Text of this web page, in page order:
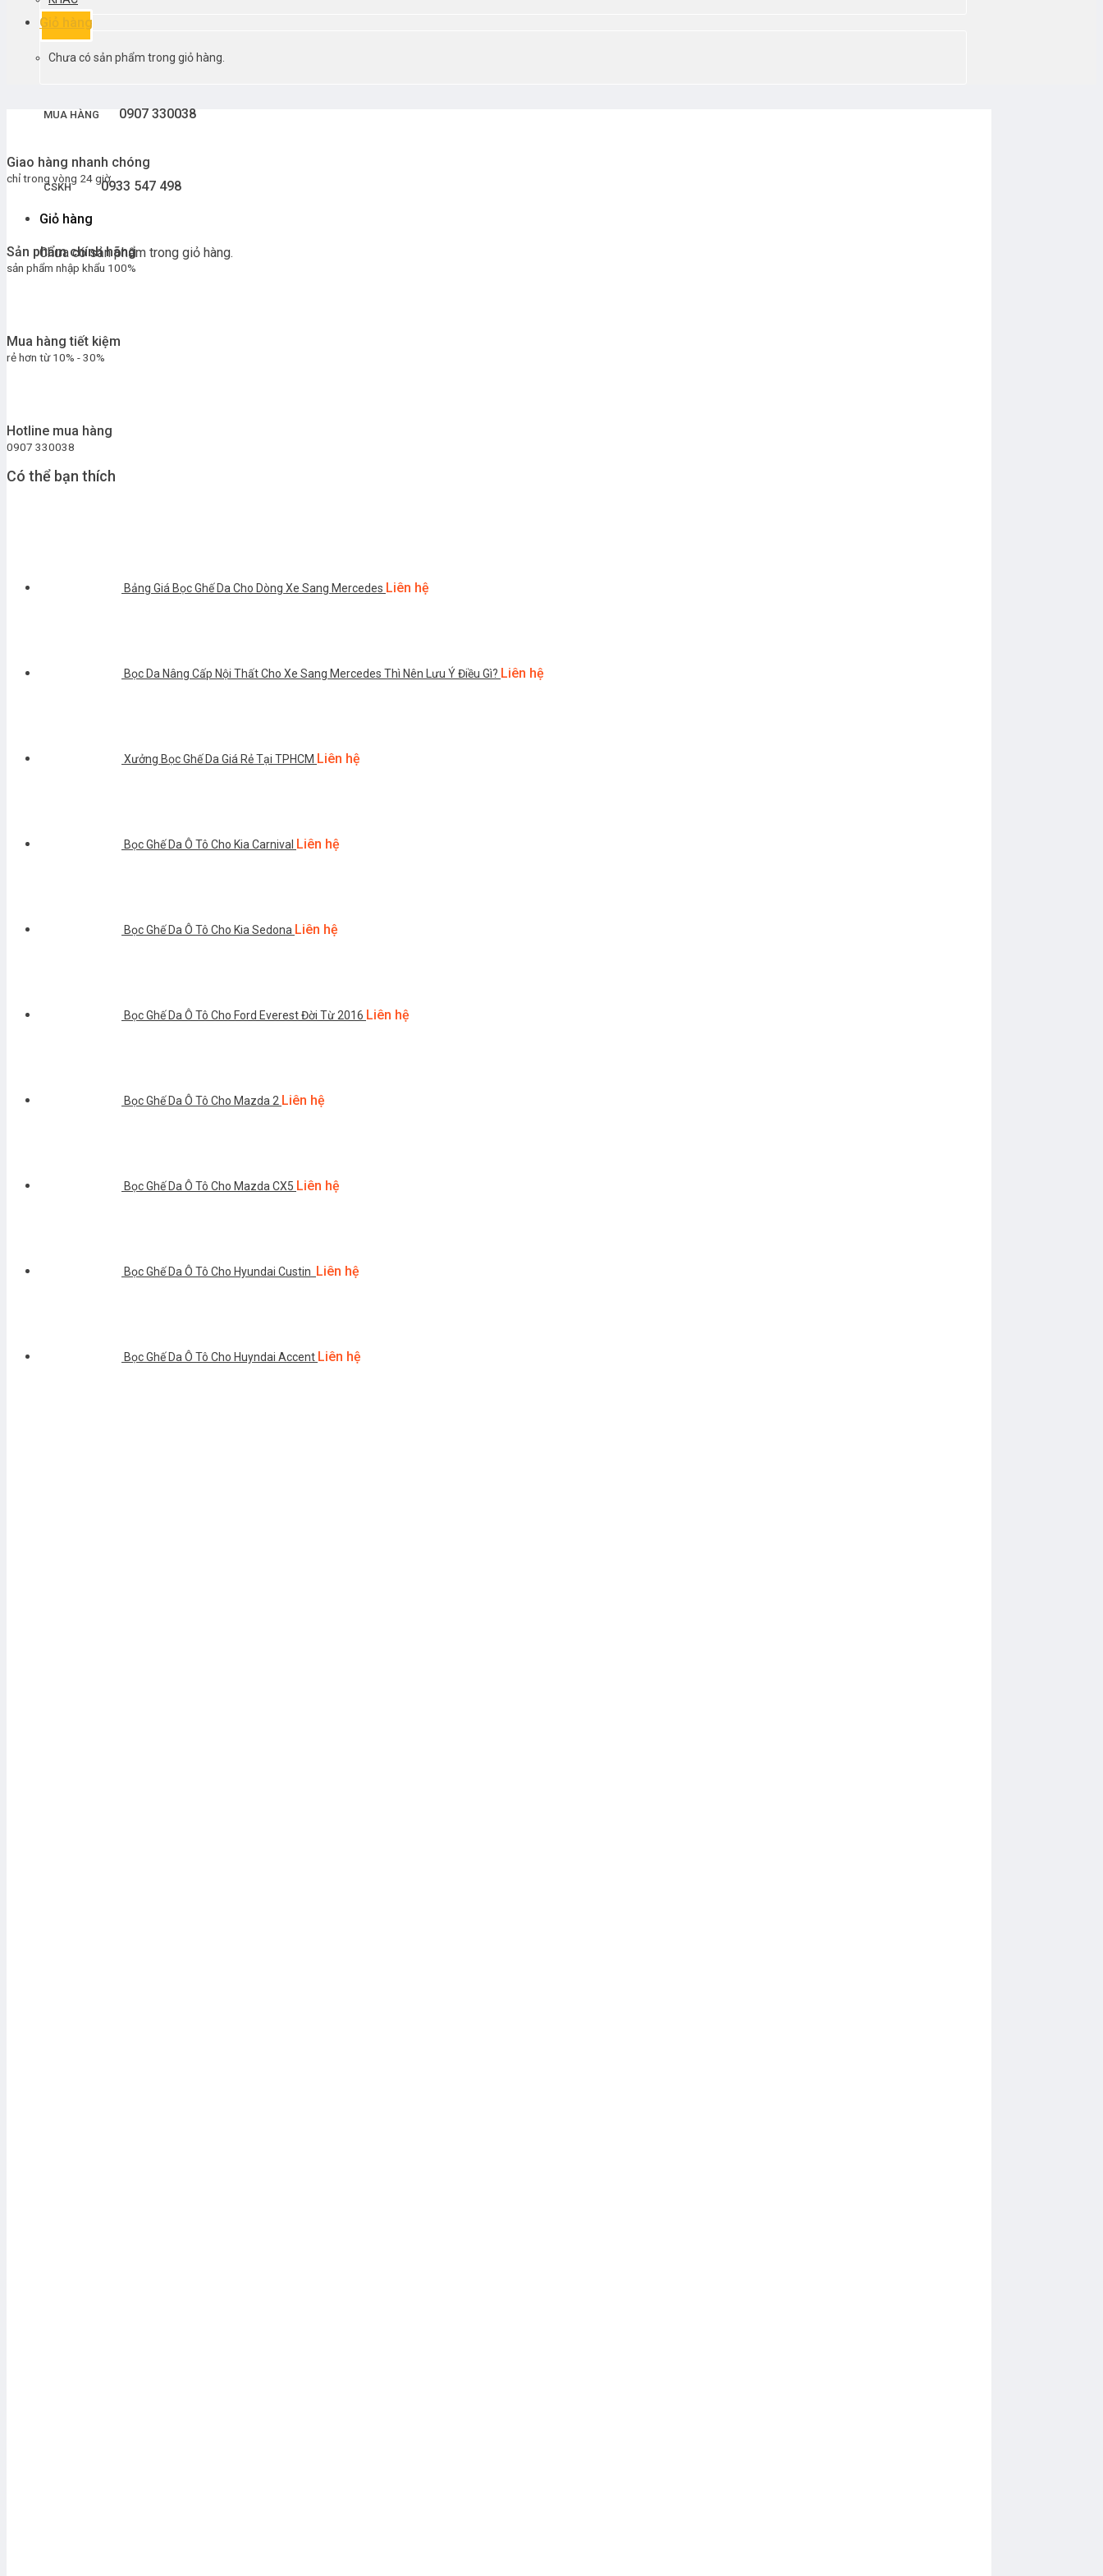
MUA HÀNG 0907 330038
CSKH0933 547 498
Giỏ hàng
Chưa có sản phẩm trong giỏ hàng.
Giỏ hàng
Chưa có sản phẩm trong giỏ hàng.
Giao hàng nhanh chóng
chỉ trong vòng 24 giờ
Sản phẩm chính hãng
sản phẩm nhập khẩu 100%
Mua hàng tiết kiệm
rẻ hơn từ 10% - 30%
Hotline mua hàng
0907 330038
Có thể bạn thích
Bảng Giá Bọc Ghế Da Cho Dòng Xe Sang Mercedes Liên hệ
Bọc Da Nâng Cấp Nội Thất Cho Xe Sang Mercedes Thì Nên Lưu Ý Điều Gì? Liên hệ
Xưởng Bọc Ghế Da Giá Rẻ Tại TPHCM Liên hệ
Bọc Ghế Da Ô Tô Cho Kia Carnival Liên hệ
Bọc Ghế Da Ô Tô Cho Kia Sedona Liên hệ
Bọc Ghế Da Ô Tô Cho Ford Everest Đời Từ 2016 Liên hệ
Bọc Ghế Da Ô Tô Cho Mazda 2 Liên hệ
Bọc Ghế Da Ô Tô Cho Mazda CX5 Liên hệ
Bọc Ghế Da Ô Tô Cho Hyundai Custin Liên hệ
Bọc Ghế Da Ô Tô Cho Huyndai Accent Liên hệ